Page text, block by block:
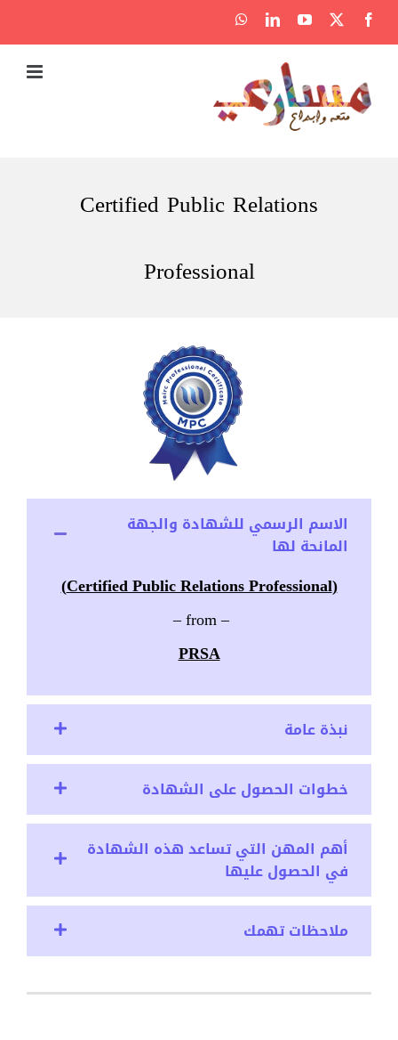
to
content
Facebook
X
YouTube
LinkedIn
WhatsApp
Certified Public Relations
Professional
الاسم الرسمي للشهادة والجهة
المانحة لها
(Certified Public Relations Professional)
– from –
PRSA
نبذة عامة
خطوات الحصول على الشهادة
أهم المهن التي تساعد هذه الشهادة
في الحصول عليها
ملاحظات تهمك